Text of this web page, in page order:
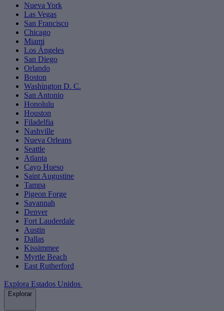
Nueva York
Las Vegas
San Francisco
Chicago
Miami
Los Ángeles
San Diego
Orlando
Boston
Washington D. C.
San Antonio
Honolulu
Houston
Filadelfia
Nashville
Nueva Orleans
Seattle
Atlanta
Cayo Hueso
Saint Augustine
Tampa
Pigeon Forge
Savannah
Denver
Fort Lauderdale
Austin
Dallas
Kissimmee
Myrtle Beach
East Rutherford
Explora Estados Unidos
Explorar